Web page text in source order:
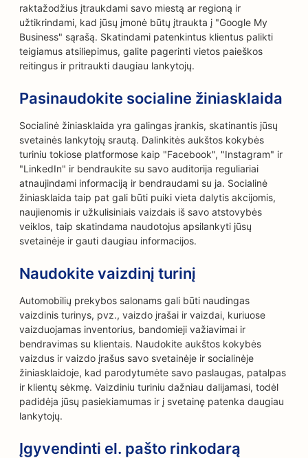
raktažodžius įtraukdami savo miestą ar regioną ir
užtikrindami, kad jūsų įmonė būtų įtraukta į "Google My
Business" sąrašą. Skatindami patenkintus klientus palikti
teigiamus atsiliepimus, galite pagerinti vietos paieškos
reitingus ir pritraukti daugiau lankytojų.
Pasinaudokite socialine žiniasklaida
Socialinė žiniasklaida yra galingas įrankis, skatinantis jūsų
svetainės lankytojų srautą. Dalinkitės aukštos kokybės
turiniu tokiose platformose kaip "Facebook", "Instagram" ir
"LinkedIn" ir bendraukite su savo auditorija reguliariai
atnaujindami informaciją ir bendraudami su ja. Socialinė
žiniasklaida taip pat gali būti puiki vieta dalytis akcijomis,
naujienomis ir užkulisiniais vaizdais iš savo atstovybės
veiklos, taip skatindama naudotojus apsilankyti jūsų
svetainėje ir gauti daugiau informacijos.
Naudokite vaizdinį turinį
Automobilių prekybos salonams gali būti naudingas
vaizdinis turinys, pvz., vaizdo įrašai ir vaizdai, kuriuose
vaizduojamas inventorius, bandomieji važiavimai ir
bendravimas su klientais. Naudokite aukštos kokybės
vaizdus ir vaizdo įrašus savo svetainėje ir socialinėje
žiniasklaidoje, kad parodytumėte savo paslaugas, patalpas
ir klientų sėkmę. Vaizdiniu turiniu dažniau dalijamasi, todėl
padidėja jūsų pasiekiamumas ir į svetainę patenka daugiau
lankytojų.
Įgyvendinti el. pašto rinkodarą